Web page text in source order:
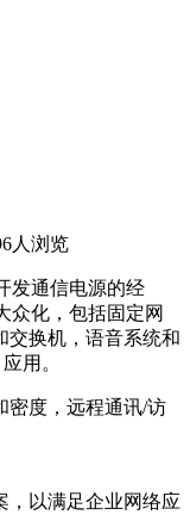
人浏览
发通信电源的经
众化，包括固定网
交换机，语音系统和
用。
密度，远程通讯/访
，以满足企业网络应